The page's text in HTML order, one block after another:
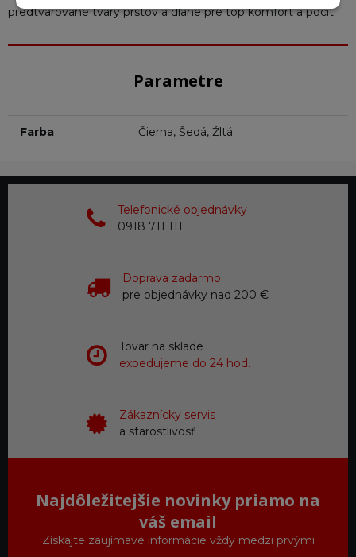
predtvarované tvary prstov a dlane pre top komfort a pocit.
Parametre
Farba Čierna, Šedá, Žltá
Telefonické objednávky
0918 711 111
Doprava zadarmo
pre objednávky nad 200 €
Tovar na sklade
expedujeme do 24 hod.
Zákaznícky servis
a starostlivosť
Najdôležitejšie novinky priamo na
váš email
Získajte zaujímavé informácie vždy medzi prvými